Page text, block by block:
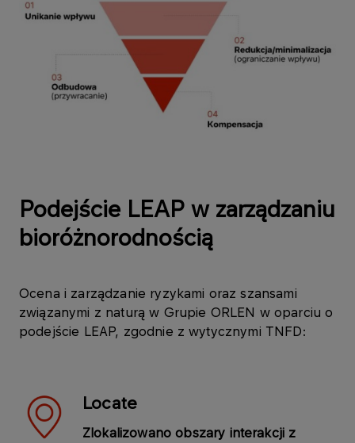
Podejście LEAP w zarządzaniu
bioróżnorodnością
Ocena i zarządzanie ryzykami oraz szansami
związanymi z naturą w Grupie ORLEN w oparciu o
podejście LEAP, zgodnie z wytycznymi TNFD:
Locate
Zlokalizowano obszary interakcji z